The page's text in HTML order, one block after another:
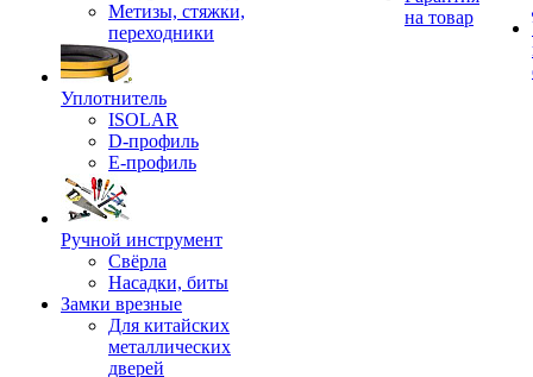
Метизы, стяжки,
переходники
Уплотнитель
ISOLAR
D-профиль
Е-профиль
Ручной инструмент
Свёрла
Насадки, биты
Замки врезные
Для китайских
металлических
дверей
на товар